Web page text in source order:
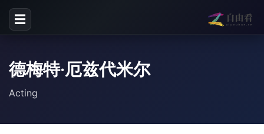
☰
德梅特·厄兹代米尔
Acting